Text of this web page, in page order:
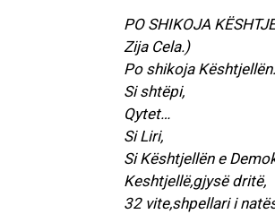
PO SHIKOJA
Zija Cela.)
Po shikoja Kështjellën:
Si shtëpi,
Qytet…
Si Liri,
Si Kështjellën e
Keshtjellë,gjysë dritë,
32 vite,shpellari i